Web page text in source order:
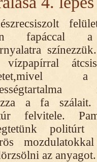
fapáccal
vízpapírral
a fa
felvitele.
az